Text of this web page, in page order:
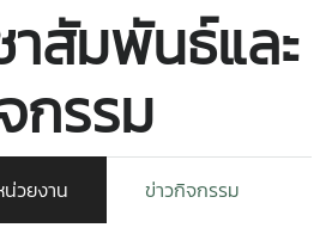
าสัมพันธ์และ
กรรม
วยงาน ข่าวกิจกรรม